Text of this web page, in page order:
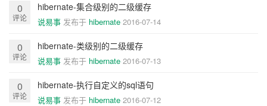
0
评论
hibernate-集合级别的二级缓存
说易事 发布于 hibernate 2016-07-14
0
评论
hibernate-类级别的二级缓存
说易事 发布于 hibernate 2016-07-13
0
评论
hibernate-执行自定义的sql语句
说易事 发布于 hibernate 2016-07-12